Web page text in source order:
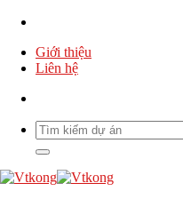
Chuyển
dung
Giới thiệu
Liên hệ